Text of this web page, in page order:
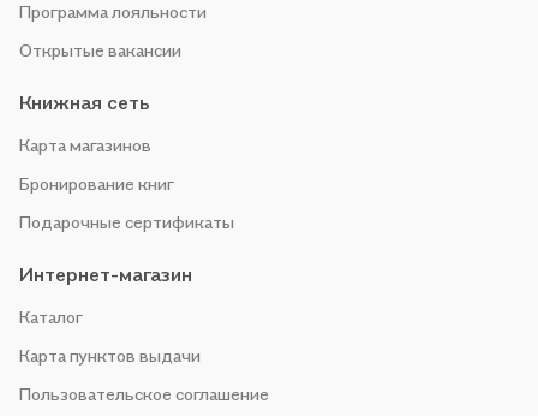
Программа лояльности
Открытые вакансии
Книжная сеть
Карта магазинов
Бронирование книг
Подарочные сертификаты
Интернет-магазин
Каталог
Карта пунктов выдачи
Пользовательское соглашение